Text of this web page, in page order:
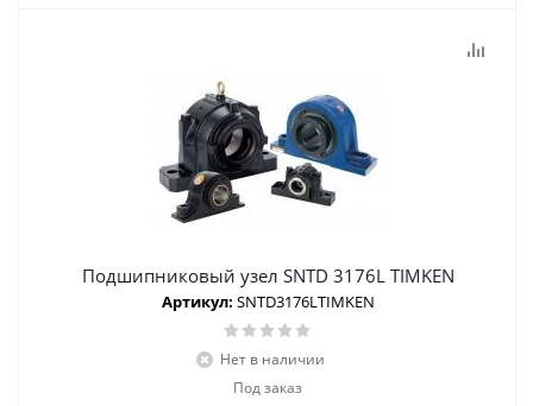
Подшипниковый узел SNTD 3176L TIMKEN
Артикул: SNTD3176LTIMKEN
Нет в наличии
Под заказ